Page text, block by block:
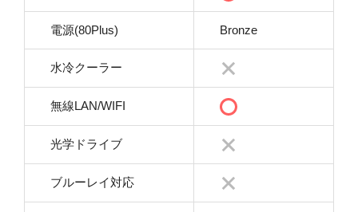
電源(80Plus) Bronze
水冷クーラー
無線LAN/WIFI
光学ドライブ
ブルーレイ対応